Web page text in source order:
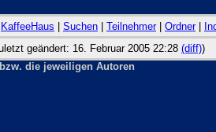
KaffeeHaus Suchen Teilnehmer| Ordner|
geändert: 16. Februar 2005 22:28 (diff))
die jeweiligen Autoren